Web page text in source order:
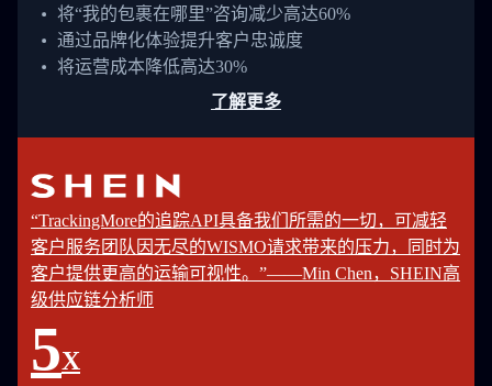
将“我的包裹在哪里”咨询减少高达60%
通过品牌化体验提升客户忠诚度
将运营成本降低高达30%
了解更多
“TrackingMore的追踪API具备我们所需的一切，可减轻
客户服务团队因无尽的WISMO请求带来的压力，同时为
客户提供更高的运输可视性。”——Min Chen，SHEIN高
级供应链分析师
5X